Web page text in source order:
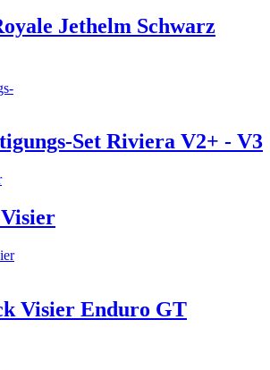
Jethelm Schwarz
Set Riviera V2+ - V3
Visier Enduro GT